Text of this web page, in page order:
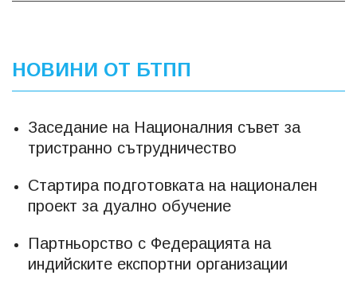
НОВИНИ ОТ БТПП
Заседание на Националния съвет за
тристранно сътрудничество
Стартира подготовката на национален
проект за дуално обучение
Партньорство с Федерацията на
индийските експортни организации